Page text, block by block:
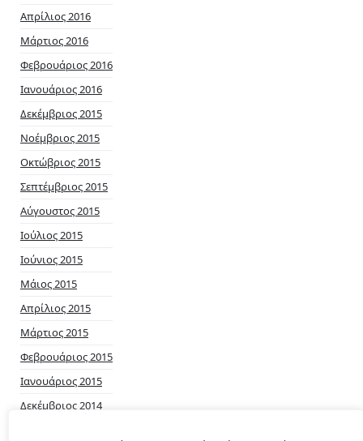
Απρίλιος 2016
Μάρτιος 2016
Φεβρουάριος 2016
Ιανουάριος 2016
Δεκέμβριος 2015
Νοέμβριος 2015
Οκτώβριος 2015
Σεπτέμβριος 2015
Αύγουστος 2015
Ιούλιος 2015
Ιούνιος 2015
Μάιος 2015
Απρίλιος 2015
Μάρτιος 2015
Φεβρουάριος 2015
Ιανουάριος 2015
Δεκέμβριος 2014